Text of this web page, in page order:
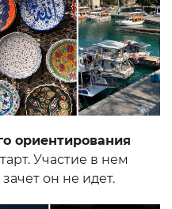
ориентирования
Участие в нем
он не идет.